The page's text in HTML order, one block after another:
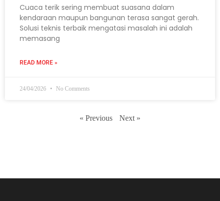
Cuaca terik sering membuat suasana dalam
kendaraan maupun bangunan terasa sangat gerah.
Solusi teknis terbaik mengatasi masalah ini adalah
memasang
READ MORE »
24/04/2026 No Comments
« Previous Next »